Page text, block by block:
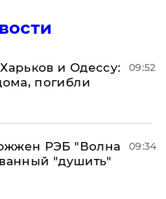
и Одессу:
погибли
09:52
РЭБ "Волна
"душить"
09:34